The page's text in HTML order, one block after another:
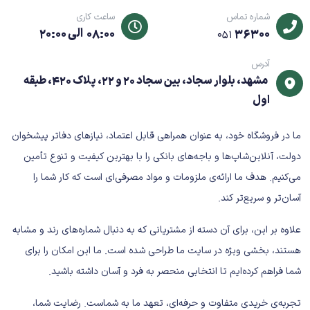
گوشی‌های سامسونگ دارای Fast Charge
دستگاه‌های مجهز به درگاه USB
گوشی)
کابل همراه ندارد(به‌صورت جداگانه تهیه می‌شود)
مشخصات فنی کلیدی
نوع محصول: آداپتور شارژ دیواری
توان خروجی: حداکثر 15 وات
فناوری شارژ: Fast Charging
نوع درگاه خروجی: USB
رنگ: سفید
سیستم محافظتی: محافظت در برابر نوسان برق، افزایش
دما و اتصال کوتاه
شماره تماس
051 36300
ساعت کاری
08:00 الی 20:00
آدرس
مشهد، بلوار سجاد، بین سجاد 20 و 22، پلاک 420، طبقه
اول
ما در فروشگاه خود، به عنوان همراهی قابل اعتماد، نیازهای دفاتر پیشخوان
دولت، آنلاین‌شاپ‌ها و باجه‌های بانکی را با بهترین کیفیت و تنوع تأمین
می‌کنیم. هدف ما ارائه‌ی ملزومات و مواد مصرفی‌ای است که کار شما را
آسان‌تر و سریع‌تر کند.
علاوه بر این، برای آن دسته از مشتریانی که به دنبال شماره‌های رند و مشابه
هستند، بخشی ویژه در سایت ما طراحی شده است. ما این امکان را برای
شما فراهم کرده‌ایم تا انتخابی منحصر به فرد و آسان داشته باشید.
تجربه‌ی خریدی متفاوت و حرفه‌ای، تعهد ما به شماست. رضایت شما،